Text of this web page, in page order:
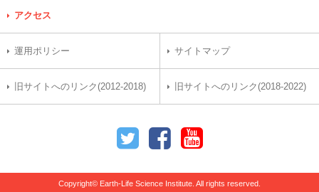
アクセス
運用ポリシー サイトマップ
旧サイトへのリンク(2012-2018) 旧サイトへのリンク(2018-2022)
Copyright© Earth-Life Science Institute. All rights reserved.